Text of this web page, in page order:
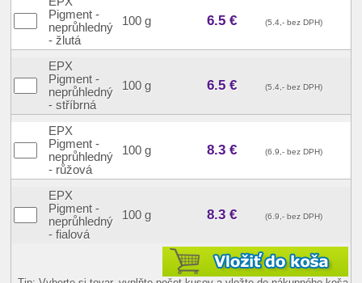
Pigment -
neprůhledný
- žlutá
100 g 6.5 € (5.4,- bez DPH)
EPX
Pigment -
neprůhledný
- stříbrná
100 g 6.5 € (5.4,- bez DPH)
EPX
Pigment -
neprůhledný
- růžová
100 g 8.3 € (6.9,- bez DPH)
EPX
Pigment -
neprůhledný
- fialová
100 g 8.3 € (6.9,- bez DPH)